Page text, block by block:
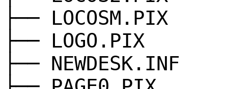
├── LOCOSM.PIX
├── LOGO.PIX
├── NEWDESK.INF